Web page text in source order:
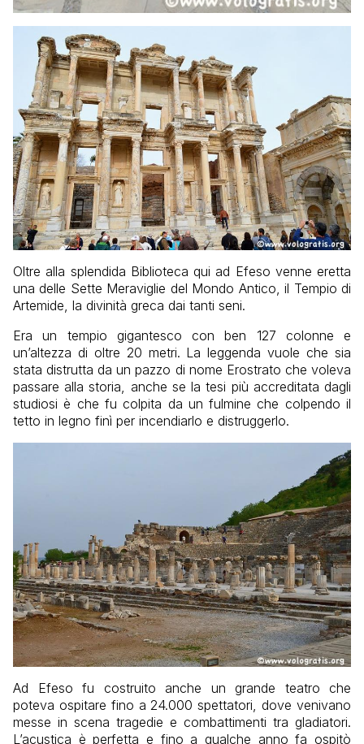
Oltre alla splendida Biblioteca qui ad Efeso venne eretta
una delle Sette Meraviglie del Mondo Antico, il Tempio di
Artemide, la divinità greca dai tanti seni.
Era un tempio gigantesco con ben 127 colonne e
un’altezza di oltre 20 metri. La leggenda vuole che sia
stata distrutta da un pazzo di nome Erostrato che voleva
passare alla storia, anche se la tesi più accreditata dagli
studiosi è che fu colpita da un fulmine che colpendo il
tetto in legno finì per incendiarlo e distruggerlo.
Ad Efeso fu costruito anche un grande teatro che
poteva ospitare fino a 24.000 spettatori, dove venivano
messe in scena tragedie e combattimenti tra gladiatori.
L’acustica è perfetta e fino a qualche anno fa ospitò